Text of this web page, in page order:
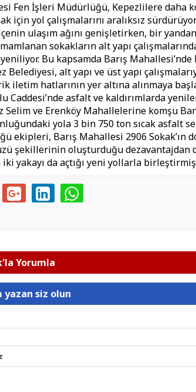
Fen İşleri Müdürlüğü, Kepezlilere daha
için yol çalışmalarını aralıksız
ulaşım ağını genişletirken, bir
sokakların alt yapı
Bu kapsamda Barış Mahallesi’nde
Belediyesi, alt yapı ve üst yapı
iletim hatlarının yer altına alınmaya
Caddesi’nde asfalt ve kaldırımlarda
Selim ve Erenköy Mahallelerine komşu
yola 3 bin 750 ton sıcak asfalt
ekipleri, Barış Mahallesi 2906 Sokak’ın
şekillerinin oluşturduğu dezavantajdan
yakayı da açtığı yeni yollarla
Yorumla
yazan siz olun